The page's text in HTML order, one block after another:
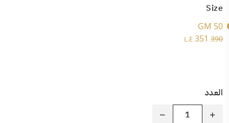
Size
50 GM
L.E 351 390
العدد